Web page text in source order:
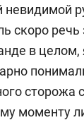
(2008),
экономика,
невидимой
скоро
в
сторожа
моменту